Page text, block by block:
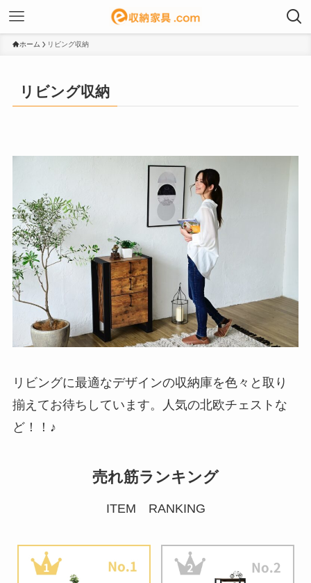
ホーム リビング収納
リビング収納
リビングに最適なデザインの収納庫を色々と取り
揃えてお待ちしています。人気の北欧チェストな
ど！！♪
売れ筋ランキング
ITEM RANKING